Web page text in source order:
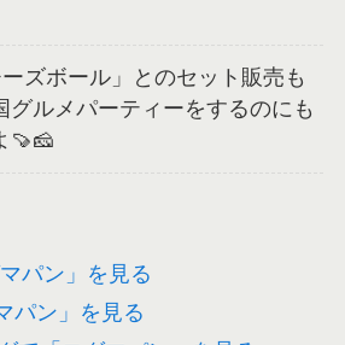
ーズボール」とのセット販売も
グルメパーティーをするのにも
🍠🧀
パン」を見る
パン」を見る